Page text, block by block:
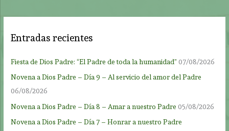
Entradas recientes
Fiesta de Dios Padre: “El Padre de toda la humanidad” 07/08/2026
Novena a Dios Padre – Día 9 – Al servicio del amor del Padre
06/08/2026
Novena a Dios Padre – Día 8 – Amar a nuestro Padre 05/08/2026
Novena a Dios Padre – Día 7 – Honrar a nuestro Padre